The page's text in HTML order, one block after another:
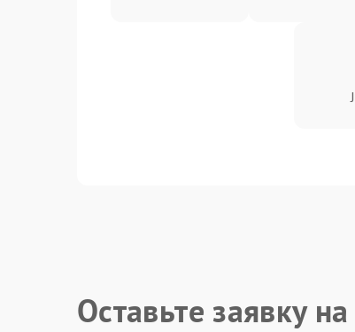
Оставьте заявку